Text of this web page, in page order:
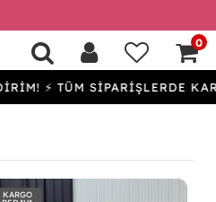
0
SİPARİŞLERDE KARGO
KARGO